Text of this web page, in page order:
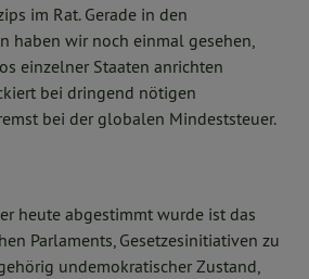
im Rat. Gerade in den
haben wir noch einmal gesehen,
einzelner Staaten anrichten
bei dringend nötigen
bei der globalen Mindeststeuer.
heute abgestimmt wurde ist das
Parlaments, Gesetzesinitiativen zu
undemokratischer Zustand,